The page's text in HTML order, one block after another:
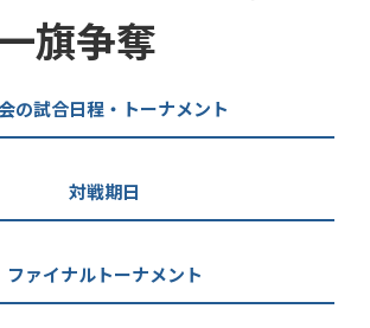
旗争奪
の試合日程・トーナメント
対戦期日
ファイナルトーナメント